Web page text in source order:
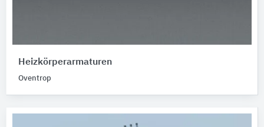
Heizkörperarmaturen
Oventrop